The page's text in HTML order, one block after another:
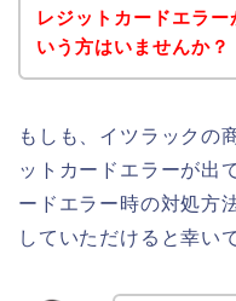
レジットカードエラ
いう方はいませんか？
もしも、イツラックの
ットカードエラーが出
ードエラー時の対処方
していただけると幸い